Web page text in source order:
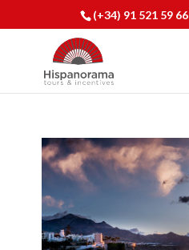
(+34) 91 521 59 66